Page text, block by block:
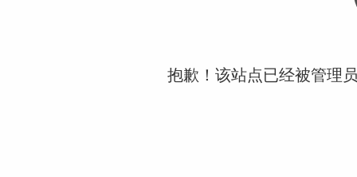
抱歉！该站点已经被管理